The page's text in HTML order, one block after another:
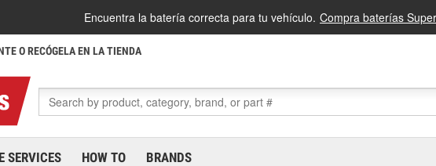
Encuentra la batería correcta para tu vehículo. Compra baterías
O RECÓGELA EN LA TIENDA
SERVICES HOW TO BRANDS